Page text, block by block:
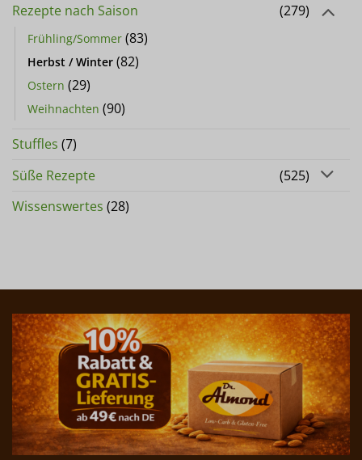
Rezepte nach Saison
(279)
Frühling/Sommer (83)
Herbst / Winter (82)
Ostern (29)
Weihnachten (90)
Stuffles (7)
Süße Rezepte
(525)
Wissenswertes (28)